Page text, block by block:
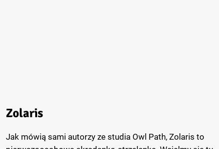
Zolaris
Jak mówią sami autorzy ze studia Owl Path, Zolaris to